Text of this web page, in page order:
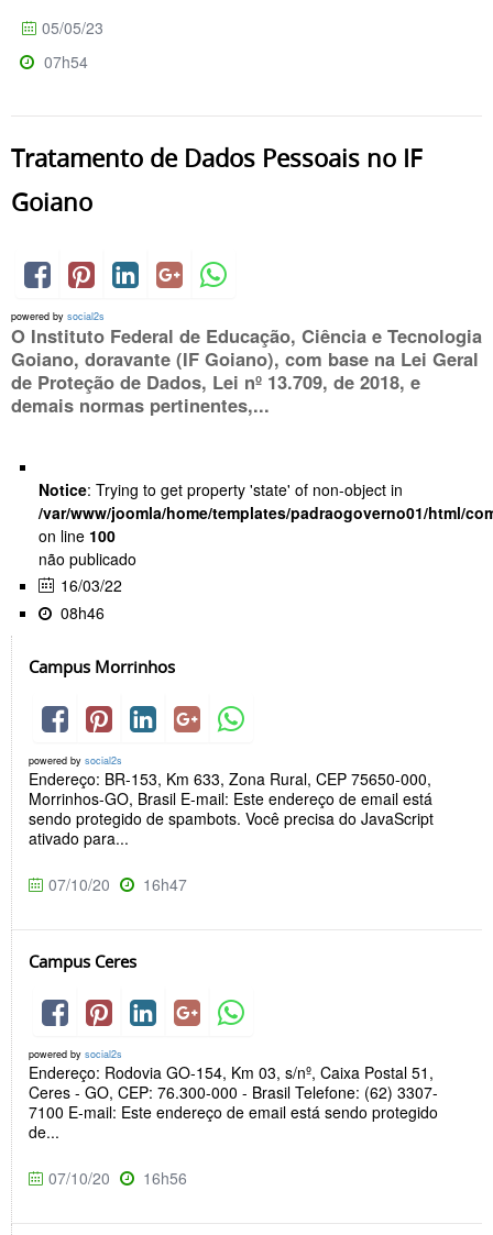
05/05/23
07h54
Tratamento de Dados Pessoais no IF
Goiano
powered by social2s
O Instituto Federal de Educação, Ciência e Tecnologia
Goiano, doravante (IF Goiano), com base na Lei Geral
de Proteção de Dados, Lei nº 13.709, de 2018, e
demais normas pertinentes,...
Notice: Trying to get property 'state' of non-object in
/var/www/joomla/home/templates/padraogoverno01/html/
on line 100
não publicado
16/03/22
08h46
Campus Morrinhos
powered by social2s
Endereço: BR-153, Km 633, Zona Rural, CEP 75650-000,
Morrinhos-GO, Brasil E-mail: Este endereço de email está
sendo protegido de spambots. Você precisa do JavaScript
ativado para...
07/10/20 16h47
Campus Ceres
powered by social2s
Endereço: Rodovia GO-154, Km 03, s/nº, Caixa Postal 51,
Ceres - GO, CEP: 76.300-000 - Brasil Telefone: (62) 3307-
7100 E-mail: Este endereço de email está sendo protegido
de...
07/10/20 16h56